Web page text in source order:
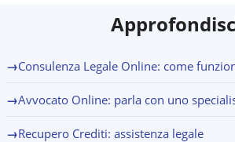
→Consulenza Legale Online: come
→Avvocato Online: parla con uno
→Recupero Crediti: assistenza legale